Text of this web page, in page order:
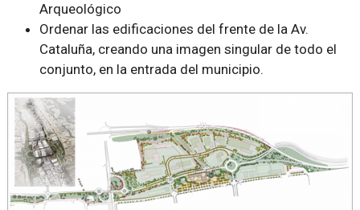
Arqueológico
Ordenar las edificaciones del frente de la Av.
Cataluña, creando una imagen singular de todo el
conjunto, en la entrada del municipio.